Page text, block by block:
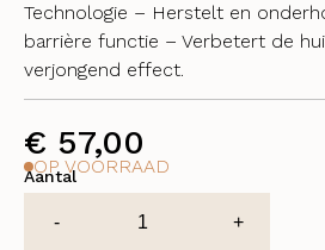
€ 57,00
Technologie – Herstelt en
barrière functie – Verbetert de
verjongend effect.
OP VOORRAAD
Aantal
- +